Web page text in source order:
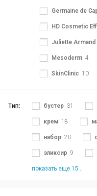
Germaine de
HD Cosmetic
Juliette Armand
Mesoderm 4
SkinClinic 10
Тип: бустер 31
крем 18
набор 20
эликсир 9
показать еще 15...